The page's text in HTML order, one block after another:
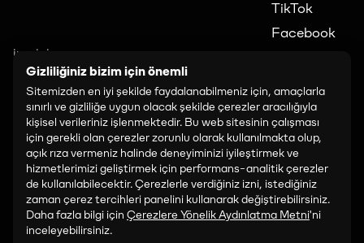
TikTok
Facebook
İLETİŞİM
art@paribu.com
PROGRAMLAMA:
art.programming@paribu.com
SATIŞ VE İŞ BIRLIĞI:
art.partnerships@paribu.com
Gizliliğiniz bizim için önemli
Sitemizden en iyi şekilde faydalanabilmeniz için, amaçlarla
sınırlı ve gizliliğe uygun olacak şekilde çerezler aracılığıyla
kişisel verileriniz işlenmektedir. Bu web sitesinin çalışması
için gerekli olan çerezler zorunlu olarak kullanılmakta olup,
açık rıza vermeniz halinde deneyiminizi iyileştirmek ve
hizmetlerimizi geliştirmek için performans-analitik çerezler
de kullanılabilecektir. Çerezlerle verdiğiniz izni, istediğiniz
zaman çerez tercihleri panelini kullanarak değiştirebilirsiniz.
Daha fazla bilgi için Çerezlere Yönelik Aydınlatma Metni'ni
inceleyebilirsiniz.